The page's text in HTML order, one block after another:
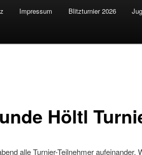
Impressum Blitzturnier 2026
Höltl
alle Turnier-Teilnehmer aufeinander.